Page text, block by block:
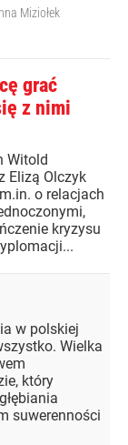
Miziołek
grać
z nimi
Witold
Elizą Olczyk
o relacjach
kryzysu
w polskiej
Wielka
który
suwerenności